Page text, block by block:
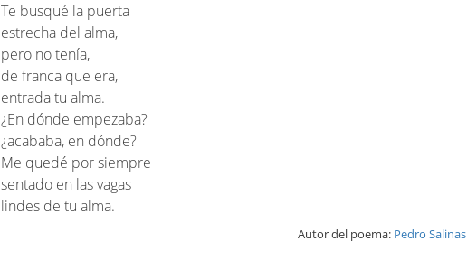
Te busqué la puerta
estrecha del alma,
pero no tenía,
de franca que era,
entrada tu alma.
¿En dónde empezaba?
¿acababa, en dónde?
Me quedé por siempre
sentado en las vagas
lindes de tu alma.
Autor del poema: Pedro Salinas